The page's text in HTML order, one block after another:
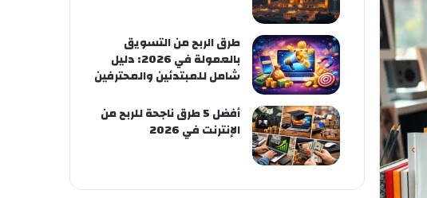
طرق الربح من التسويق
بالعمولة في 2026: دليل
شامل للمبتدئين والمحترفين
أفضل 5 طرق ناجحة للربح من
الإنترنت في 2026